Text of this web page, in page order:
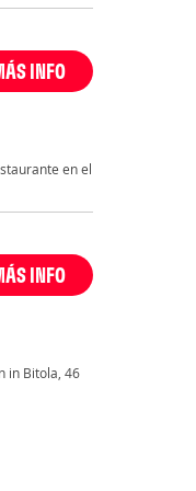
INFO
en el
INFO
in Bitola, 46